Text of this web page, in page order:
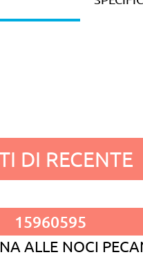
DI RECENTE
15960595
ALLE NOCI